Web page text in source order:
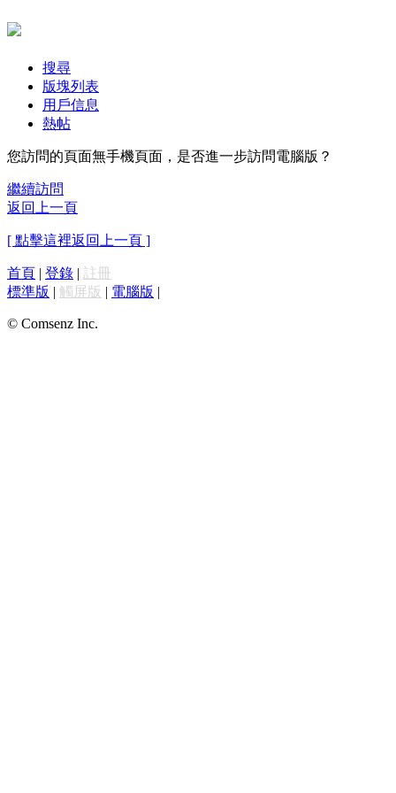
搜尋
版塊列表
用戶信息
熱帖
您訪問的頁面無手機頁面，是否進一步訪問電腦版？
繼續訪問
返回上一頁
[ 點擊這裡返回上一頁 ]
首頁 | 登錄 | 註冊
標準版 | 觸屏版 | 電腦版 |
© Comsenz Inc.